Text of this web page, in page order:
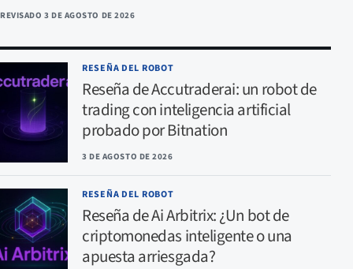
REVISADO 3 DE AGOSTO DE 2026
RESEÑA DEL ROBOT
Reseña de Accutraderai: un robot de
trading con inteligencia artificial
probado por Bitnation
3 DE AGOSTO DE 2026
RESEÑA DEL ROBOT
Reseña de Ai Arbitrix: ¿Un bot de
criptomonedas inteligente o una
apuesta arriesgada?